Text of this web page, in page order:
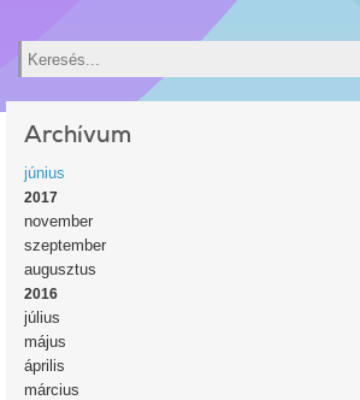
Keresés
Archívum
június
2017
november
szeptember
augusztus
2016
július
május
április
március